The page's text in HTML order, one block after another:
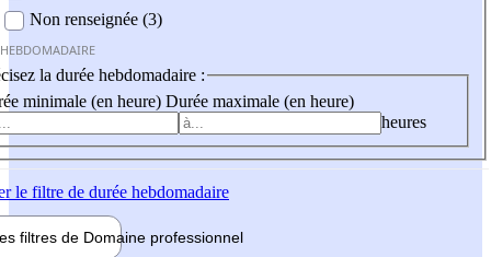
Non renseignée (3)
la durée hebdomadaire :
minimale (en heure) Durée maximale (en heure)
heures
le filtre de durée hebdomadaire
filtres de Domaine professionnel